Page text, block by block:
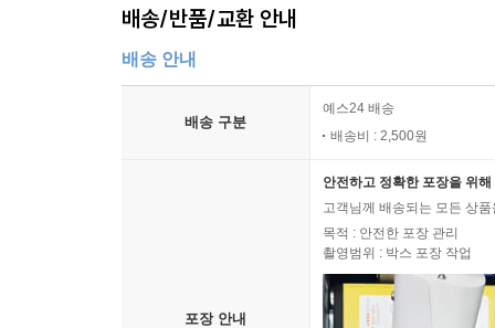
배송/반품/교환 안내
배송 안내
배송 구분
예스24 배송
배송비 : 2,500원
포장 안내
안전하고 정확한 포장을 위
고객님께 배송되는 모든 상
목적 : 안전한 포장 관리
촬영범위 : 박스 포장 작업